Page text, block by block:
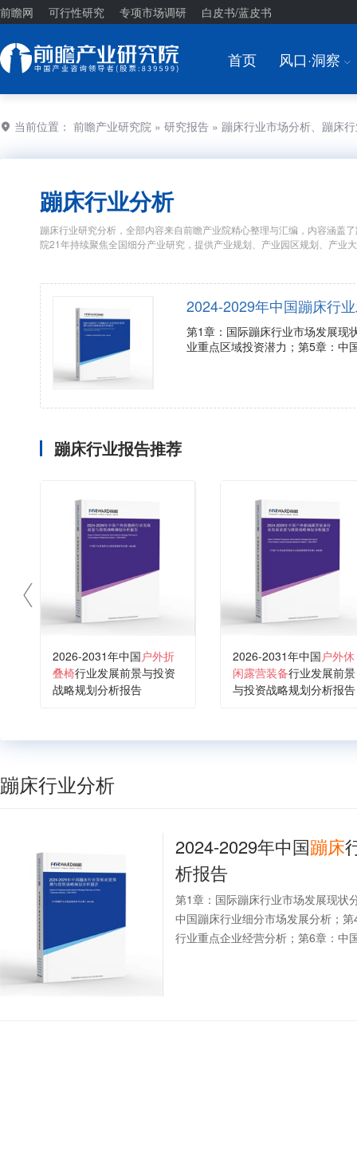
前瞻网 可行性研究 专项市场调研 白皮书/蓝皮书
首页 风口·洞察 I
当前位置： 前瞻产业研究院 » 研究报告 » 蹦床行业市场分析、蹦床
蹦床行业分析
蹦床行业研究分析，全部内容来自前瞻产业院精心整理与汇编，内容涵盖
院21年持续聚焦全国细分产业研究，提供产业规划、产业园区规划、产业
2024-2029年中国蹦床行
第1章：国际蹦床行业市场发展现
业重点区域投资潜力；第5章：中
蹦床行业报告推荐
2026-2031年中国户外折
叠椅行业发展前景与投资
战略规划分析报告
2026-2031年中国户外休
闲露营装备行业发展前景
与投资战略规划分析报告
蹦床行业分析
2024-2029年中国蹦床
析报告
第1章：国际蹦床行业市场发展现状
中国蹦床行业细分市场发展分析；
行业重点企业经营分析；第6章：中